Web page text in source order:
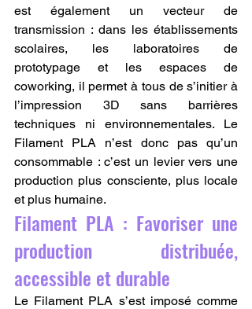
est également un vecteur de
transmission : dans les établissements
scolaires, les laboratoires de
prototypage et les espaces de
coworking, il permet à tous de s’initier à
l’impression 3D sans barrières
techniques ni environnementales. Le
Filament PLA n’est donc pas qu’un
consommable : c’est un levier vers une
production plus consciente, plus locale
et plus humaine.
Filament PLA : Favoriser une
production distribuée,
accessible et durable
Le Filament PLA s’est imposé comme